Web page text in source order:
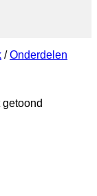
/ Onderdelen